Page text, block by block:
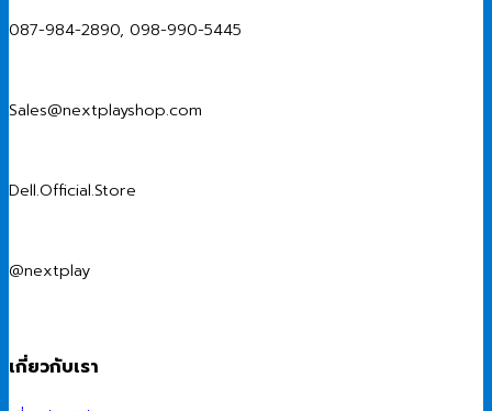
087-984-2890, 098-990-5445
Sales@nextplayshop.com
Dell.Official.Store
@nextplay
เกี่ยวกับเรา